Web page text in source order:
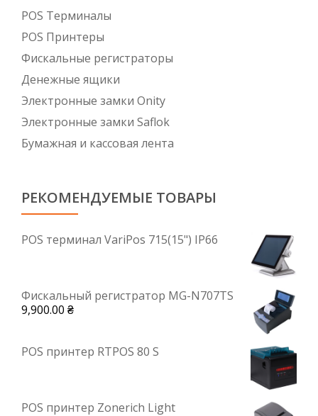
POS Tерминалы
POS Принтеры
Фискальные регистраторы
Денежные ящики
Электронные замки Onity
Электронные замки Saflok
Бумажная и кассовая лента
РЕКОМЕНДУЕМЫЕ ТОВАРЫ
POS терминал VariPos 715(15") IP66
Фискальный регистратор MG-N707TS
9,900.00 ₴
POS принтер RTPOS 80 S
POS принтер Zonerich Light